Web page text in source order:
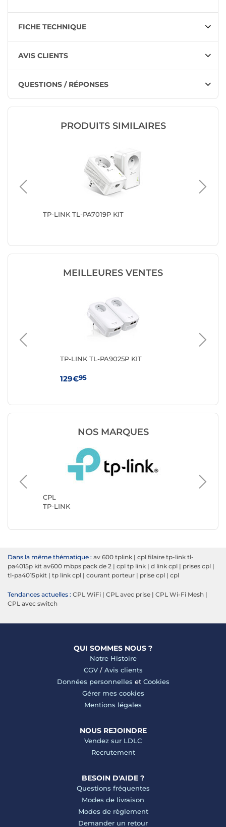
FICHE TECHNIQUE
AVIS CLIENTS
QUESTIONS / RÉPONSES
PRODUITS SIMILAIRES
TP-LINK TL-PA7019P KIT
MEILLEURES VENTES
TP-LINK TL-PA9025P KIT
129€95
NOS MARQUES
CPL
TP-LINK
CPL
Netgear
Dans la même thématique : av 600 tplink | cpl filaire tp-link tl-
pa4015p kit av600 mbps pack de 2 | cpl tp link | d link cpl | prises cpl |
tl-pa4015pkit | tp link cpl | courant porteur | prise cpl | cpl
Tendances actuelles : CPL WiFi | CPL avec prise | CPL Wi-Fi Mesh |
CPL avec switch
QUI SOMMES NOUS ?
Notre Histoire
CGV/ Avis clients
Données personnelles et Cookies
Gérer mes cookies
Mentions légales
NOUS REJOINDRE
Vendez sur LDLC
Recrutement
BESOIN D'AIDE ?
Questions fréquentes
Modes de livraison
Modes de règlement
Demander un retour